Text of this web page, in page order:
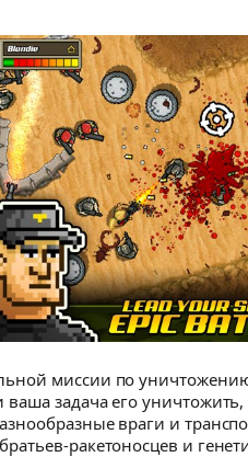
миссии по
задача его
враги и
ракетоносцев и